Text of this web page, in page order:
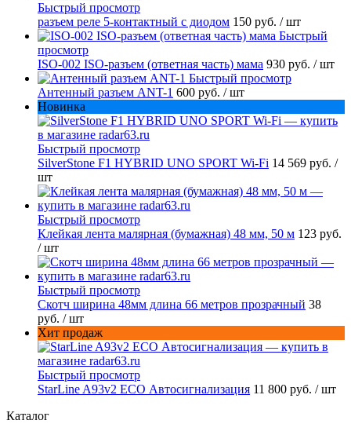
Быстрый просмотр
разъем реле 5-контактный с диодом 150 руб. / шт
Быстрый
просмотр
ISO-002 ISO-разъем (ответная часть) мама 930 руб. / шт
Быстрый просмотр
Антенный разъем ANT-1 600 руб. / шт
Новинка
Быстрый просмотр
SilverStone F1 HYBRID UNO SPORT Wi-Fi 14 569 руб. /
шт
Быстрый просмотр
Клейкая лента малярная (бумажная) 48 мм, 50 м 123 руб.
/ шт
Быстрый просмотр
Скотч ширина 48мм длина 66 метров прозрачный 38
руб. / шт
Хит продаж
Быстрый просмотр
StarLine A93v2 ECO Автосигнализация 11 800 руб. / шт
Каталог